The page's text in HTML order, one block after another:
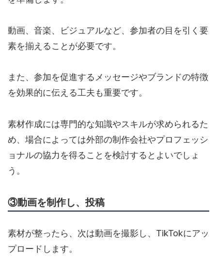
動画、音楽、ビジュアルなど、参加者の目を引く要
素を揃えることが必要です。
また、参加を促進するメッセージやブランドの特徴
を効果的に伝える工夫も重要です。
素材作成には専門的な知識やスキルが求められるた
め、場合によっては外部の制作会社やプロフェッシ
ョナルの協力を得ることを検討するとよいでしょ
う。
③動画を制作し、投稿
素材が整ったら、次は動画を撮影し、TikTokにアッ
プロードします。